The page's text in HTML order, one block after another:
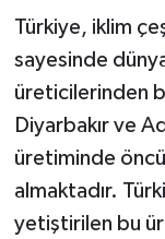
Türkiye, iklim
sayesinde
üreticilerinden
Diyarbakır ve
üretiminde
almaktadır.
yetiştirilen bu